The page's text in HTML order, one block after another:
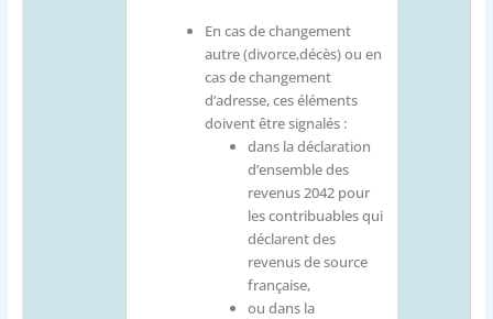
En cas de changement
autre (divorce,décès) ou en
cas de changement
d’adresse, ces éléments
doivent être signalés :
dans la déclaration
d’ensemble des
revenus 2042 pour
les contribuables qui
déclarent des
revenus de source
française,
ou dans la